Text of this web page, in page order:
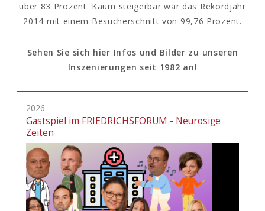
über 83 Prozent. Kaum steigerbar war das Rekordjahr
2014 mit einem Besucherschnitt von 99,76 Prozent.
Sehen Sie sich hier Infos und Bilder zu unseren
Inszenierungen seit 1982 an!
2026
Gastspiel im FRIEDRICHSFORUM - Neurosige
Zeiten